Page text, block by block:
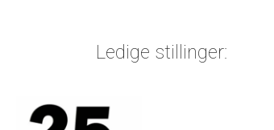
Ledige stillinger: